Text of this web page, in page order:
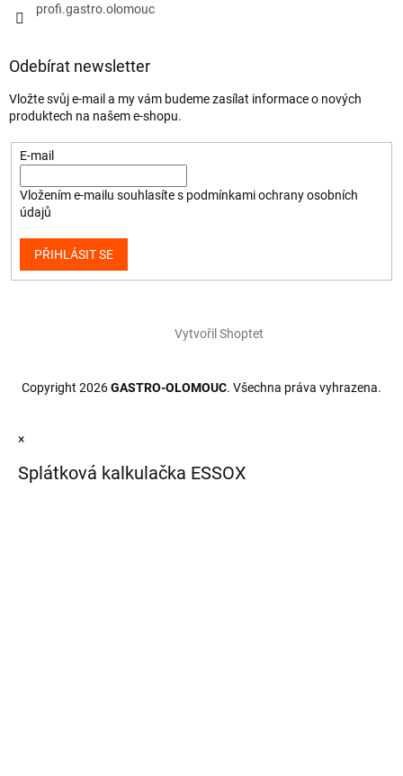
profi.gastro.olomouc
Odebírat newsletter
Vložte svůj e-mail a my vám budeme zasílat informace o nových
produktech na našem e-shopu.
E-mail
Vložením e-mailu souhlasíte s podmínkami ochrany osobních
údajů
PŘIHLÁSIT SE
Vytvořil Shoptet
Copyright 2026GASTRO-OLOMOUC. Všechna práva vyhrazena.
×
Splátková kalkulačka ESSOX